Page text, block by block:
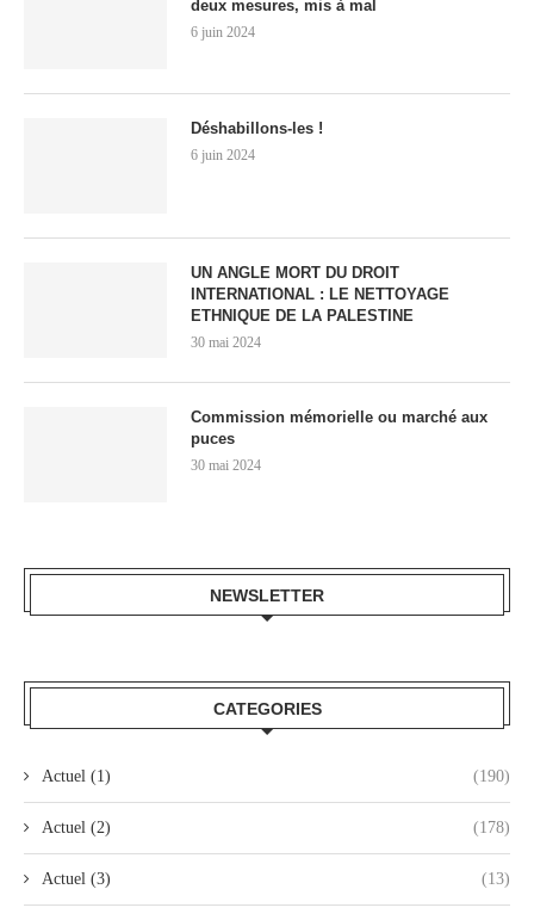
deux mesures, mis à mal
6 juin 2024
Déshabillons-les !
6 juin 2024
UN ANGLE MORT DU DROIT
INTERNATIONAL : LE NETTOYAGE
ETHNIQUE DE LA PALESTINE
30 mai 2024
Commission mémorielle ou marché aux
puces
30 mai 2024
NEWSLETTER
CATEGORIES
Actuel (1) (190)
Actuel (2) (178)
Actuel (3) (13)